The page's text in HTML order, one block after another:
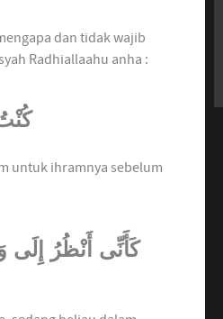
dan tidak wajib
Radhiallaahu anha :
untuk ihramnya sebelum
كَأَنِّى أَنْظُرُ